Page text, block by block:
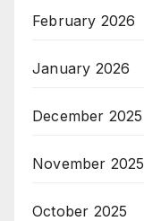
February 2026
January 2026
December 2025
November 2025
October 2025